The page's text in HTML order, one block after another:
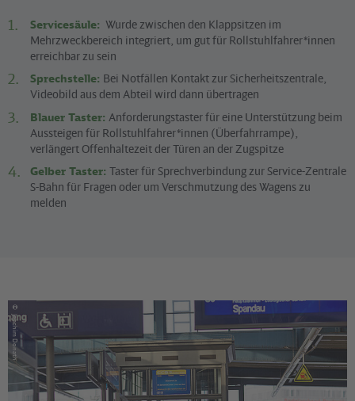
Servicesäule: Wurde zwischen den Klappsitzen im
Mehrzweckbereich integriert, um gut für Rollstuhlfahrer*innen
erreichbar zu sein
Sprechstelle: Bei Notfällen Kontakt zur Sicherheitszentrale,
Videobild aus dem Abteil wird dann übertragen
Blauer Taster: Anforderungstaster für eine Unterstützung beim
Aussteigen für Rollstuhlfahrer*innen (Überfahrrampe),
verlängert Offenhaltezeit der Türen an der Zugspitze
Gelber Taster: Taster für Sprechverbindung zur Service-Zentrale
S-Bahn für Fragen oder um Verschmutzung des Wagens zu
melden
©
Joachim Donath